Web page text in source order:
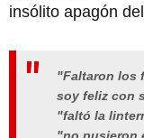
insólito apagón
"Faltaron los
soy feliz con
"faltó la